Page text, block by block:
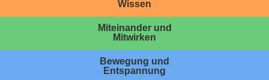
Wissen
Miteinander und
Mitwirken
Bewegung und
Entspannung